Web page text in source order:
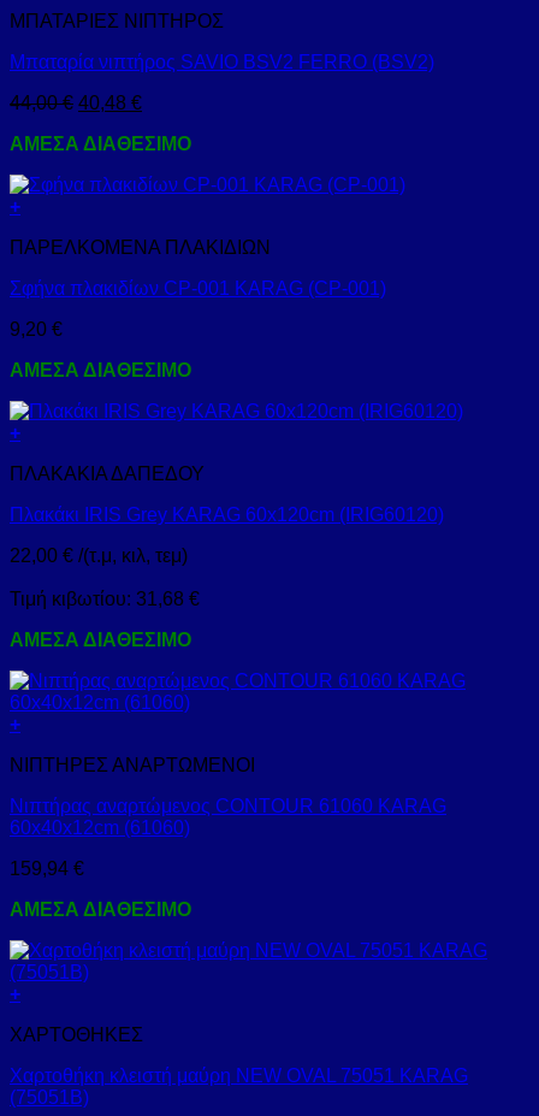
ΜΠΑΤΑΡΙΕΣ ΝΙΠΤΗΡΟΣ
Μπαταρία νιπτήρος SAVIO BSV2 FERRO (BSV2)
44,00€ 40,48 €
ΑΜΕΣΑ ΔΙΑΘΕΣΙΜΟ
+
ΠΑΡΕΛΚΟΜΕΝΑ ΠΛΑΚΙΔΙΩΝ
Σφήνα πλακιδίων CP-001 KARAG (CP-001)
9,20 €
ΑΜΕΣΑ ΔΙΑΘΕΣΙΜΟ
+
ΠΛΑΚΑΚΙΑ ΔΑΠΕΔΟΥ
Πλακάκι IRIS Grey KARAG 60x120cm (IRIG60120)
22,00 € /(τ.μ, κιλ, τεμ)
Τιμή κιβωτίου: 31,68 €
ΑΜΕΣΑ ΔΙΑΘΕΣΙΜΟ
+
ΝΙΠΤΗΡΕΣ ΑΝΑΡΤΩΜΕΝΟΙ
Νιπτήρας αναρτώμενος CONTOUR 61060 KARAG
60x40x12cm (61060)
159,94 €
ΑΜΕΣΑ ΔΙΑΘΕΣΙΜΟ
+
ΧΑΡΤΟΘΗΚΕΣ
Χαρτοθήκη κλειστή μαύρη NEW OVAL 75051 KARAG
(75051B)